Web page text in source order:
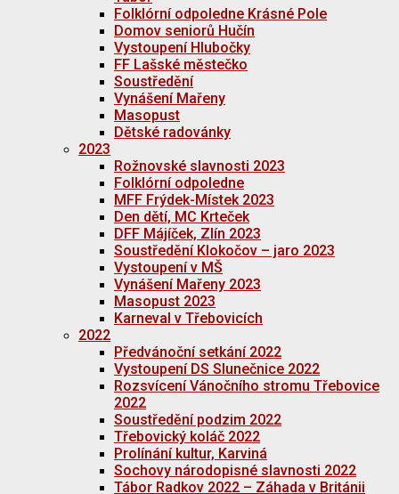
Folklórní odpoledne Krásné Pole
Domov seniorů Hučín
Vystoupení Hlubočky
FF Lašské městečko
Soustředění
Vynášení Mařeny
Masopust
Dětské radovánky
2023
Rožnovské slavnosti 2023
Folklórní odpoledne
MFF Frýdek-Místek 2023
Den dětí, MC Krteček
DFF Májíček, Zlín 2023
Soustředění Klokočov – jaro 2023
Vystoupení v MŠ
Vynášení Mařeny 2023
Masopust 2023
Karneval v Třebovicích
2022
Předvánoční setkání 2022
Vystoupení DS Slunečnice 2022
Rozsvícení Vánočního stromu Třebovice
2022
Soustředění podzim 2022
Třebovický koláč 2022
Prolínání kultur, Karviná
Sochovy národopisné slavnosti 2022
Tábor Radkov 2022 – Záhada v Británii